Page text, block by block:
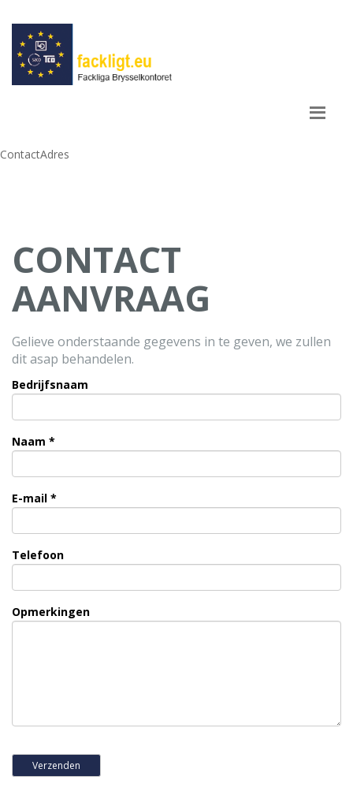
ContactAdres
CONTACT
AANVRAAG
Gelieve onderstaande gegevens in te geven, we zullen
dit asap behandelen.
Bedrijfsnaam
Naam *
E-mail *
Telefoon
Opmerkingen